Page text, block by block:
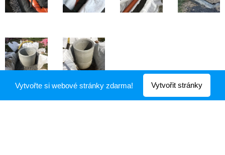
Vytvořte si webové stránky zdarma! Vytvořit stránky